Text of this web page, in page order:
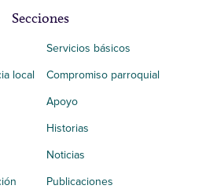
Secciones
local
Servicios básicos
Compromiso parroquial
Apoyo
Historias
Noticias
Publicaciones